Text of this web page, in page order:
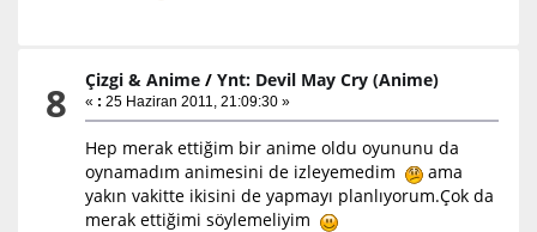
8 Çizgi & Anime /Ynt: Devil May Cry (Anime)
« : 25 Haziran 2011, 21:09:30 »
Hep merak ettiğim bir anime oldu oyununu da
oynamadım animesini de izleyemedim
ama
yakın vakitte ikisini de yapmayı planlıyorum.Çok da
merak ettiğimi söylemeliyim